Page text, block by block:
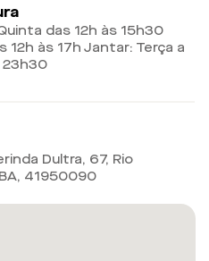
das 12h às 15h30
12h às 17h Jantar: Terça a
23h30
Dultra, 67, Rio
, 41950090